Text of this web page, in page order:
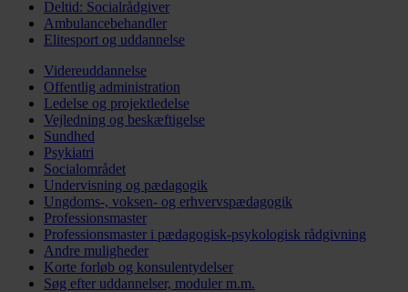
Deltid: Socialrådgiver
Ambulancebehandler
Elitesport og uddannelse
Videreuddannelse
Offentlig administration
Ledelse og projektledelse
Vejledning og beskæftigelse
Sundhed
Psykiatri
Socialområdet
Undervisning og pædagogik
Ungdoms-, voksen- og erhvervspædagogik
Professionsmaster
Professionsmaster i pædagogisk-psykologisk rådgivning
Andre muligheder
Korte forløb og konsulentydelser
Søg efter uddannelser, moduler m.m.